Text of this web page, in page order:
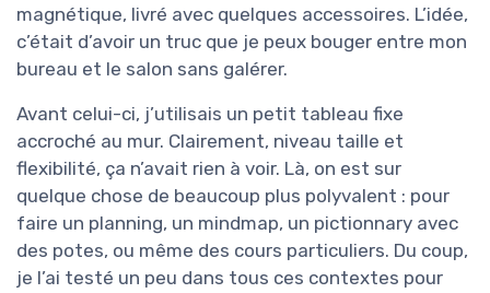
magnétique, livré avec quelques accessoires. L’idée,
c’était d’avoir un truc que je peux bouger entre mon
bureau et le salon sans galérer.
Avant celui-ci, j’utilisais un petit tableau fixe
accroché au mur. Clairement, niveau taille et
flexibilité, ça n’avait rien à voir. Là, on est sur
quelque chose de beaucoup plus polyvalent : pour
faire un planning, un mindmap, un pictionnary avec
des potes, ou même des cours particuliers. Du coup,
je l’ai testé un peu dans tous ces contextes pour